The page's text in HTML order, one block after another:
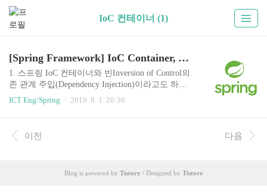
IoC 컨테이너 (1)
[Spring Framework] IoC Container, ApplicationContext와 Bean
1. 스프링 IoC 컨테이너와 빈Inversion of Control의
존 관계 주입(Dependency Injection)이라고도 하며,
어떤 객체가 사용하는 의존 객체를 직접 만들어 사
용하는게 아니라, 주입 받아 사용하는 방법을 말함.
크의 중요한 인터페이스애플리케이션 컴포넌트의
중앙 저장소빈 설정 소스로부터 빈 정의를 읽어들
관리를 할 수 없다고 생각해보자예를 들어, 서비스
ICT Eng/Spring 2019. 8. 1. 20:50
이전 다음
Blog is powered by Tistory / Designed by Tistory